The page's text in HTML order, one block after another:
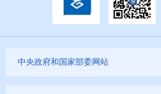
中央政府和国家部委网站